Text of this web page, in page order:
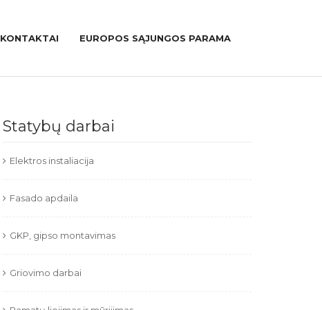
KONTAKTAI EUROPOS SĄJUNGOS PARAMA
Statybų darbai
Elektros instaliacija
Fasado apdaila
GKP, gipso montavimas
Griovimo darbai